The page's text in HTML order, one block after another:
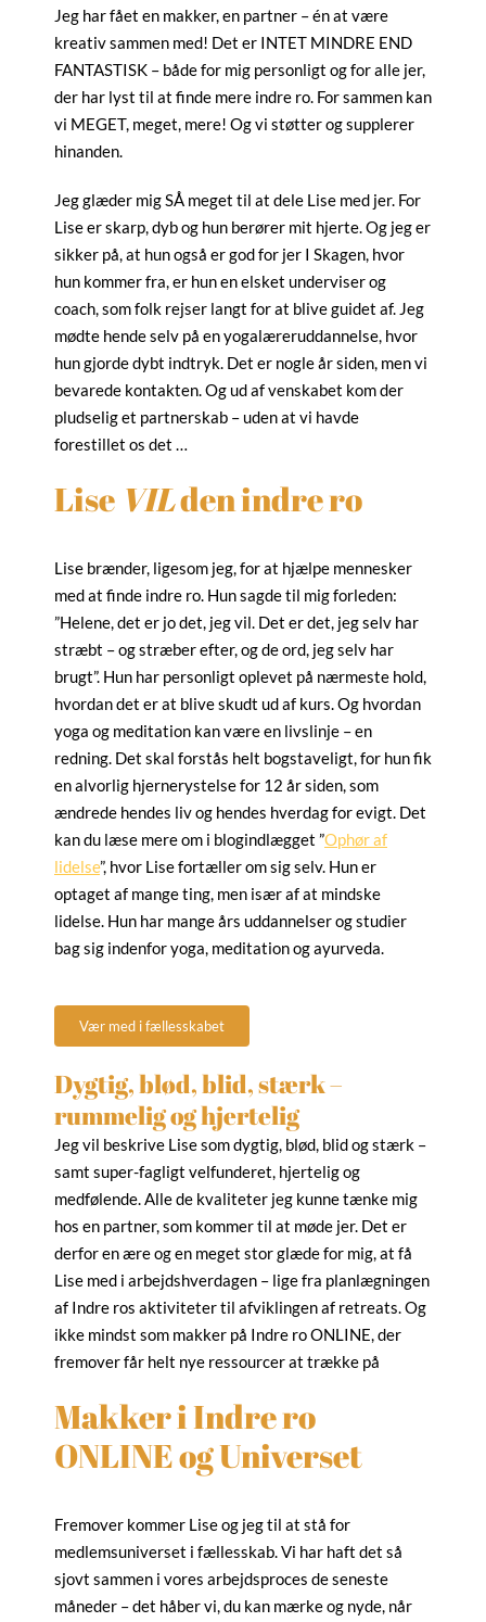
Jeg har fået en makker, en partner – én at være
kreativ sammen med! Det er INTET MINDRE END
FANTASTISK – både for mig personligt og for alle jer,
der har lyst til at finde mere indre ro. For sammen kan
vi MEGET, meget, mere! Og vi støtter og supplerer
hinanden.
Jeg glæder mig SÅ meget til at dele Lise med jer. For
Lise er skarp, dyb og hun berører mit hjerte. Og jeg er
sikker på, at hun også er god for jer I Skagen, hvor
hun kommer fra, er hun en elsket underviser og
coach, som folk rejser langt for at blive guidet af. Jeg
mødte hende selv på en yogalæreruddannelse, hvor
hun gjorde dybt indtryk. Det er nogle år siden, men vi
bevarede kontakten. Og ud af venskabet kom der
pludselig et partnerskab – uden at vi havde
forestillet os det …
Lise VILden indre ro
Lise brænder, ligesom jeg, for at hjælpe mennesker
med at finde indre ro. Hun sagde til mig forleden:
”Helene, det er jo det, jeg vil. Det er det, jeg selv har
stræbt – og stræber efter, og de ord, jeg selv har
brugt”. Hun har personligt oplevet på nærmeste hold,
hvordan det er at blive skudt ud af kurs. Og hvordan
yoga og meditation kan være en livslinje – en
redning. Det skal forstås helt bogstaveligt, for hun fik
en alvorlig hjernerystelse for 12 år siden, som
ændrede hendes liv og hendes hverdag for evigt. Det
kan du læse mere om i blogindlægget ”Ophør af
lidelse”, hvor Lise fortæller om sig selv. Hun er
optaget af mange ting, men især af at mindske
lidelse. Hun har mange års uddannelser og studier
bag sig indenfor yoga, meditation og ayurveda.
Vær med i fællesskabet
Dygtig, blød, blid, stærk –
rummelig og hjertelig
Jeg vil beskrive Lise som dygtig, blød, blid og stærk –
samt super-fagligt velfunderet, hjertelig og
medfølende. Alle de kvaliteter jeg kunne tænke mig
hos en partner, som kommer til at møde jer. Det er
derfor en ære og en meget stor glæde for mig, at få
Lise med i arbejdshverdagen – lige fra planlægningen
af Indre ros aktiviteter til afviklingen af retreats. Og
ikke mindst som makker på Indre ro ONLINE, der
fremover får helt nye ressourcer at trække på
Makker i Indre ro
ONLINE og Universet
Fremover kommer Lise og jeg til at stå for
medlemsuniverset i fællesskab. Vi har haft det så
sjovt sammen i vores arbejdsproces de seneste
måneder – det håber vi, du kan mærke og nyde, når